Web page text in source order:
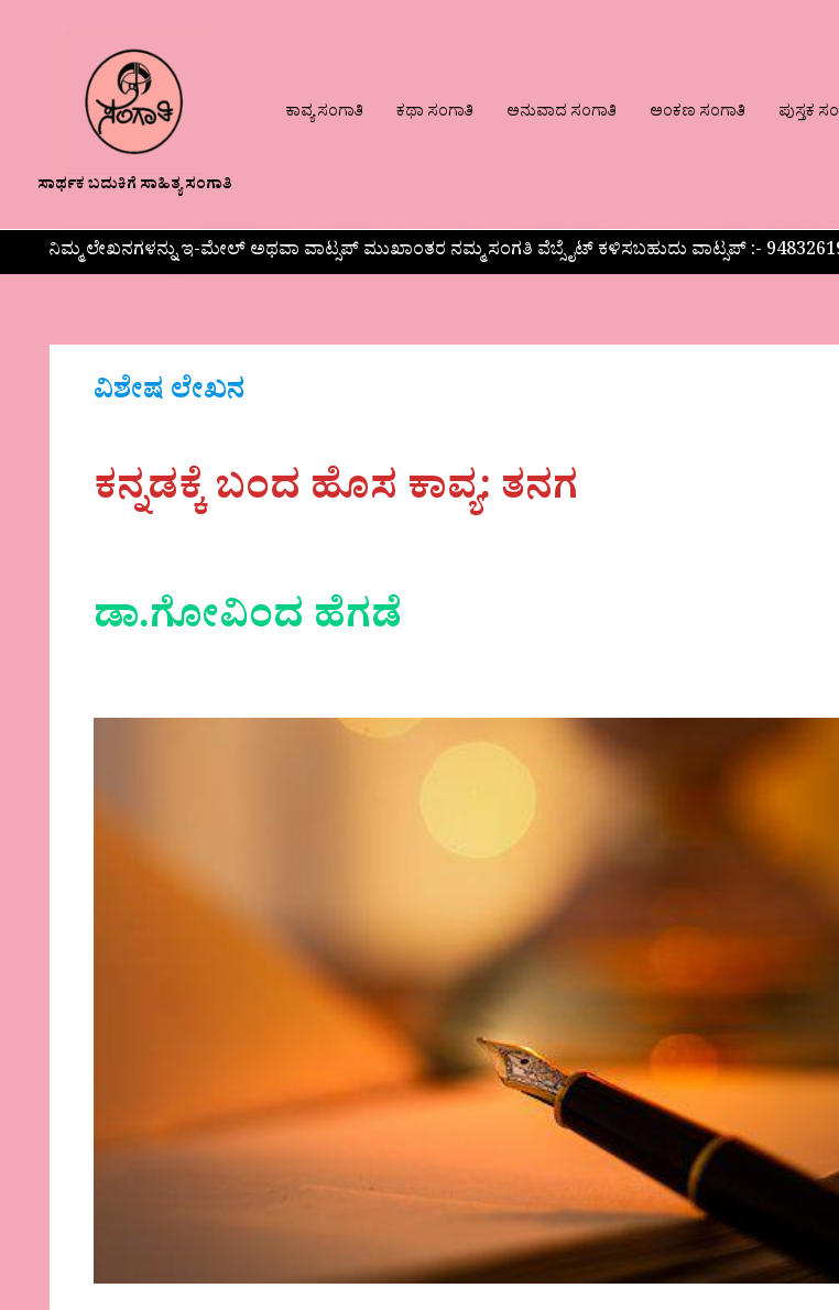
ಸಾರ್ಥಕ ಬದುಕಿಗೆ ಸಾಹಿತ್ಯ ಸಂಗಾತಿ
ಕಾವ್ಯ ಸಂಗಾತಿ ಕಥಾ ಸಂಗಾತಿ ಅನುವಾದ ಸಂಗಾತಿ ಅಂಕಣ ಸಂಗಾತಿ ಪುಸ್ತಕ
ನಿಮ್ಮ ಲೇಖನಗಳನ್ನು ಇ-ಮೇಲ್ ಅಥವಾ ವಾಟ್ಸಪ್ ಮುಖಾಂತರ ನಮ್ಮ ಸಂಗತಿ ವೆಬ್ಸೈಟ್ ಕಳಿಸಬಹುದು ವಾಟ್ಸಪ್‌ :-
ವಿಶೇಷ ಲೇಖನ
ಕನ್ನಡಕ್ಕೆ ಬಂದ ಹೊಸ ಕಾವ್ಯ: ತನಗ
ಡಾ.ಗೋವಿಂದ ಹೆಗಡೆ